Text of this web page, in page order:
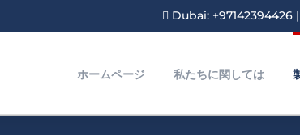
Dubai: +97142394426 |
ホームページ 私たちに関しては